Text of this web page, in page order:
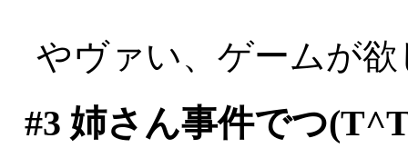
やヴァい、ゲームが
#3 姉さん事件でつ